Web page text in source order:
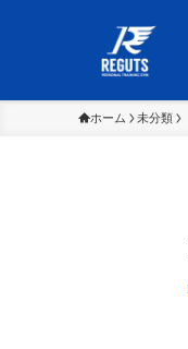
ホーム 未分類